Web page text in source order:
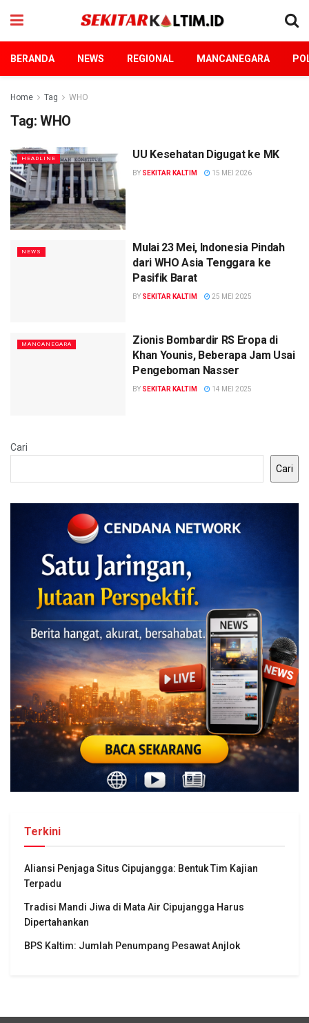
BERANDA NEWS REGIONAL MANCANEGARA
Home Tag WHO
Tag: WHO
HEADLINE UU Kesehatan Digugat ke MK
BY SEKITAR KALTIM 15 MEI 2026
NEWS
Mulai 23 Mei, Indonesia Pindah
dari WHO Asia Tenggara ke
Pasifik Barat
BY SEKITAR KALTIM 25 MEI 2025
MANCANEGARA
Zionis Bombardir RS Eropa di
Khan Younis, Beberapa Jam Usai
Pengeboman Nasser
BY SEKITAR KALTIM 14 MEI 2025
Cari
Cari
Terkini
Aliansi Penjaga Situs Cipujangga: Bentuk Tim Kajian
Terpadu
Tradisi Mandi Jiwa di Mata Air Cipujangga Harus
Dipertahankan
BPS Kaltim: Jumlah Penumpang Pesawat Anjlok